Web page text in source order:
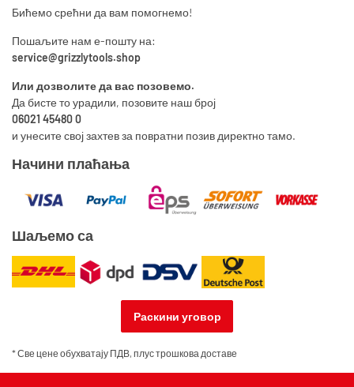
Бићемо срећни да вам помогнемо!
Пошаљите нам е-пошту на:
service@grizzlytools.shop
Или дозволите да вас позовемо.
Да бисте то урадили, позовите наш број
06021 45480 0
и унесите свој захтев за повратни позив директно тамо.
Начини плаћања
Шаљемо са
Раскини уговор
* Све цене обухватају ПДВ, плустрошкова доставе